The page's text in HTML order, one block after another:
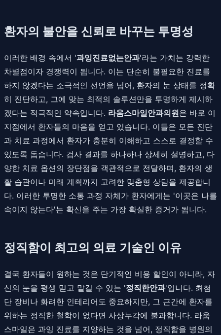
환자의 불안을 신뢰로 바꾸는 투명성
이러한 배경 속에서 '과잉진료없는안과'라는 가치는 강력한
차별점이자 경쟁력이 됩니다. 이는 단순히 불필요한 진료를
하지 않겠다는 소극적인 선언을 넘어, 환자의 눈 상태를 정확
히 진단하고, 그에 맞는 최적의 솔루션만을 투명하게 제시하
겠다는 적극적인 약속입니다. 라움스마일안과의원은 바로 이
지점에서 환자들의 마음을 얻고 있습니다. 이들은 모든 진단
과 치료 과정에서 환자가 충분히 이해하고 스스로 결정할 수
있도록 돕습니다. 검사 결과를 하나하나 상세히 설명하고, 다
양한 치료 옵션의 장단점을 객관적으로 전달하며, 환자의 생
활 습관이나 미래 계획까지 고려한 맞춤형 상담을 제공합니
다. 이러한 투명한 소통 과정 자체가 환자에게는 '이곳은 나를
속이지 않는다'는 확신을 주는 가장 확실한 증거가 됩니다.
정직함이 최고의 의료 기술인 이유
결국 환자들이 원하는 것은 단기적인 비용 할인이 아니라, 자
신의 눈을 평생 믿고 맡길 수 있는 '정직한안과'입니다. 최첨
단 장비나 화려한 인테리어도 중요하지만, 그 근간에 환자를
위하는 정직한 철학이 없다면 사상누각에 불과합니다. 라움
스마일은 과잉 진료를 지양하는 것을 넘어, 정직함을 병원의